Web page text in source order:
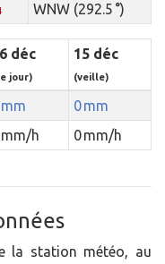
WNW (292.5 °)
déc
jour)
15 déc
(veille)
mm
0 mm
mm/h 0 mm/h
la station météo, au